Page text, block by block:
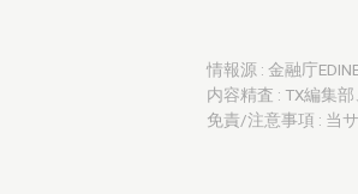
情報源 : 金融庁
内容精査 : TX編集
免責/注意事項 : 当